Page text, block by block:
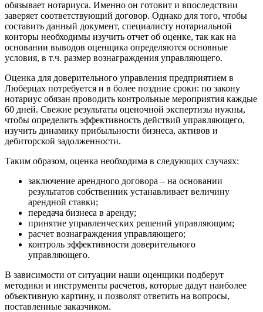
обязывает нотариуса. Именно он готовит и впоследствии
заверяет соответствующий договор. Однако для того, чтобы
составить данный документ, специалисту нотариальной
конторы необходимы изучить отчет об оценке, так как на
основании выводов оценщика определяются основные
условия, в т.ч. размер вознаграждения управляющего.
Оценка для доверительного управления предприятием в
Люберцах потребуется и в более поздние сроки: по закону
нотариус обязан проводить контрольные мероприятия каждые
60 дней. Свежие результаты оценочной экспертизы нужны,
чтобы определить эффективность действий управляющего,
изучить динамику прибыльности бизнеса, активов и
дебиторской задолженности.
Таким образом, оценка необходима в следующих случаях:
заключение арендного договора – на основании
результатов собственник устанавливает величину
арендной ставки;
передача бизнеса в аренду;
принятие управленческих решений управляющим;
расчет вознаграждения управляющего;
контроль эффективности доверительного
управляющего.
В зависимости от ситуации наши оценщики подберут
методики и инструменты расчетов, которые дадут наиболее
объективную картину, и позволят ответить на вопросы,
поставленные заказчиком.
Бронницы
Брянск
Бугульма
Бугуруслан
Бузулук
Буй
Буйнакск
Бутурлиновка
Валдай
Валуйки
Великие Луки
Великий Новгород
Вельск
Верещагино
Верхний Уфалей
Верхняя Пышма
Верхняя Салда
Владикавказ
Владимир
Волгоград